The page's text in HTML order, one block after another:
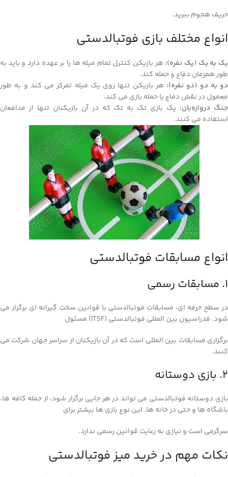
حریف هجوم ببرید.
انواع مختلف بازی فوتبالدستی
یک به یک (یک نفره): هر بازیکن کنترل تمام میله‌ ها را بر عهده دارد و باید به‌
طور همزمان دفاع و حمله کند.
دو به دو (دو نفره): هر بازیکن تنها روی یک میله تمرکز می‌ کند و به‌ طور
معمول در نقش دفاع یا حمله بازی می‌ کند.
جنگ دروازه‌بان: یک بازی تک به تک که در آن بازیکنان تنها از مدافعان
استفاده می‌ کنند.
انواع مسابقات فوتبالدستی
1. مسابقات رسمی
در سطح حرفه‌ ای، مسابقات فوتبالدستی با قوانین سخت‌ گیرانه‌ ای برگزار می‌
شود. فدراسیون بین‌ المللی فوتبالدستی (ITSF) مسئول
برگزاری مسابقات بین‌ المللی است که در آن بازیکنان از سراسر جهان شرکت می‌
کنند.
2. بازی دوستانه
بازی دوستانه فوتبالدستی می‌ تواند در هر جایی برگزار شود، از جمله کافه‌ ها،
باشگاه‌ ها و حتی در خانه‌ ها. این نوع بازی‌ ها بیشتر برای
سرگرمی است و نیازی به رعایت قوانین رسمی ندارد.
نکات مهم در خرید میز فوتبالدستی